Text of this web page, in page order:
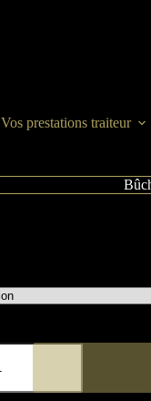
Vos prestations traiteur